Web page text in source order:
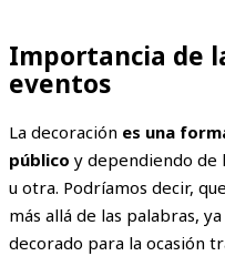
Importancia de
eventos
La decoración es una
público y dependiendo de
u otra. Podríamos decir,
más allá de las palabras,
decorado para la ocasión